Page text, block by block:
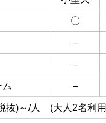
〇
–
–
–
抜)～/人 (大人2名利